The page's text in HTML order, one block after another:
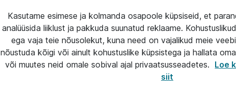
Kasutame esimese ja kolmanda osapoole küpsiseid, et
analüüsida liiklust ja pakkuda suunatud reklaame.
ega vaja teie nõusolekut, kuna need on vajalikud meie
nõustuda kõigi või ainult kohustuslike küpsistega ja hallata
või muutes neid omale sobival ajal privaatsusseadetes. Loe
siit